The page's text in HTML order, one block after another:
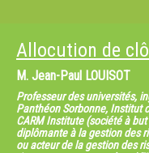
Allocution de
M. Jean-Paul LOUISOT
Professeur des universités,
Panthéon Sorbonne, Institut
CARM Institute (société à
diplômante à la gestion des
ou acteur de la gestion des